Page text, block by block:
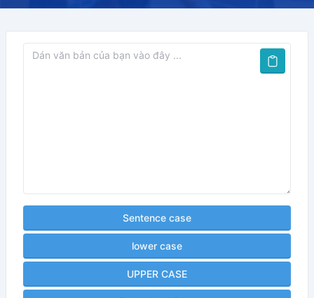
Sentence case
lower case
UPPER CASE